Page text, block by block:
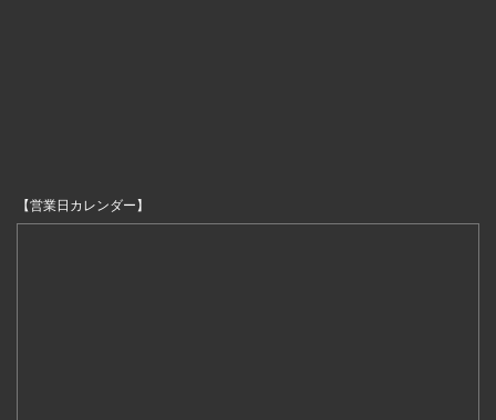
【営業日カレンダー】